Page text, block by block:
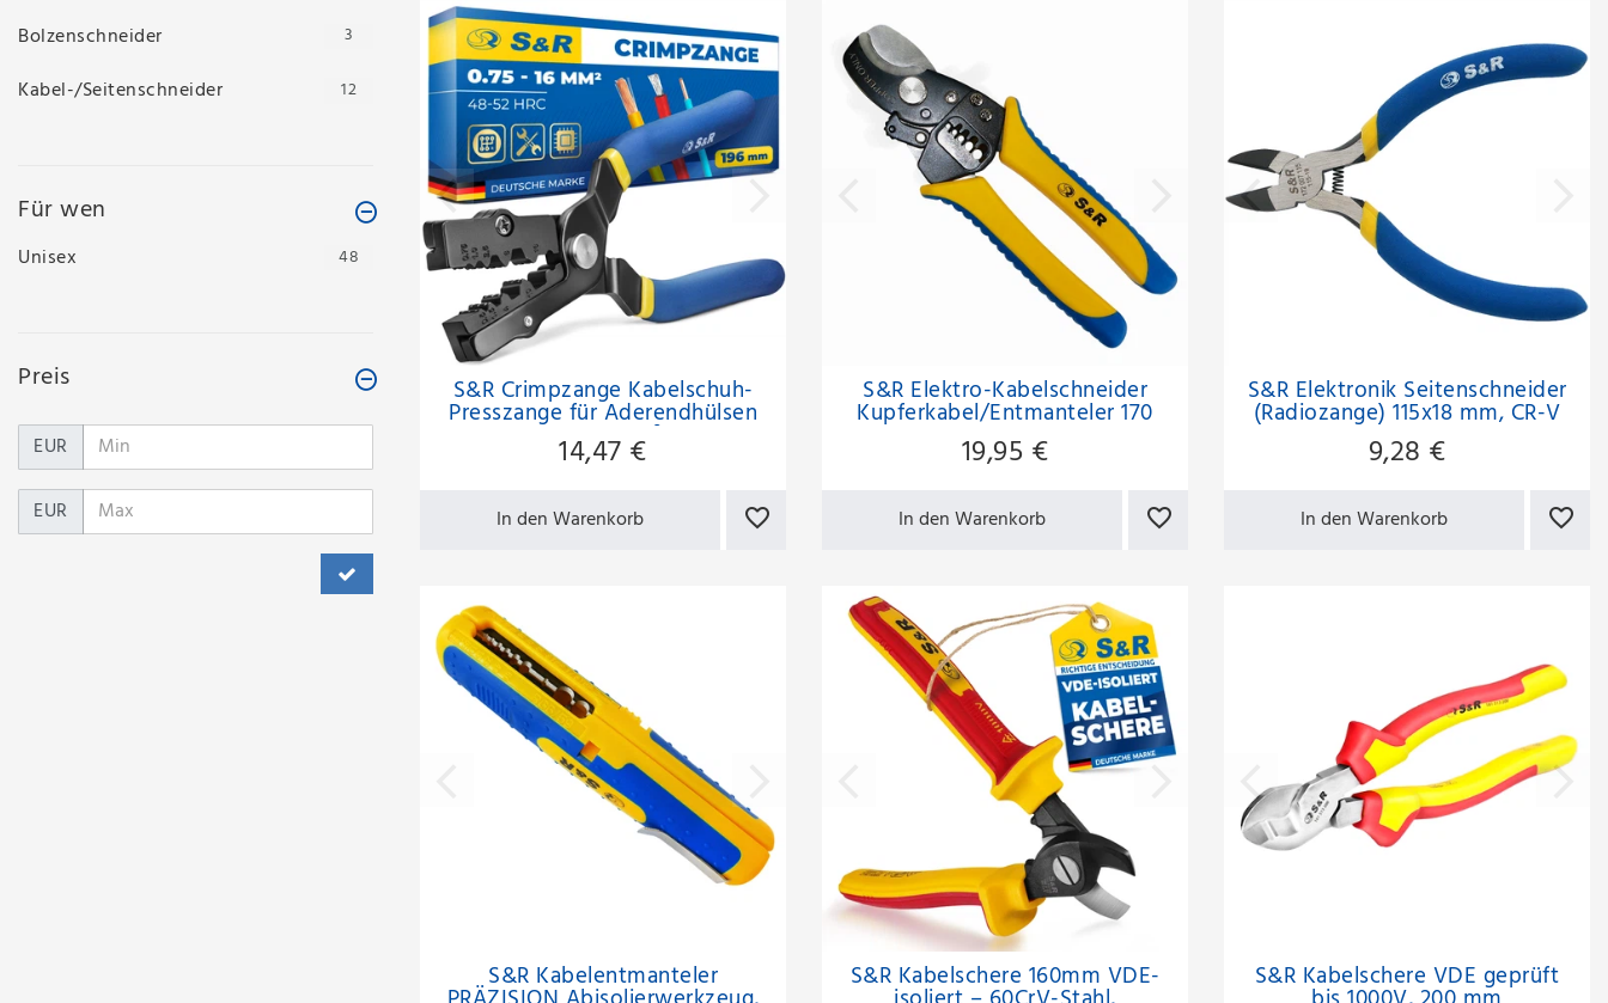
Bolzenschneider 3
Kabel-/Seitenschneider 12
Für wen
Unisex 48
Preis
EUR
EUR
S&R Crimpzange Kabelschuh-
Presszange für Aderendhülsen
0.75-16mm²
14,47 €
In den Warenkorb
S&R Elektro-Kabelschneider
Kupferkabel/Entmanteler 170
mm
19,95 €
In den Warenkorb
S&R Elektronik Seitenschneider
(Radiozange) 115x18 mm, CR-V
Stahl PVC-beschichtete Griffe
9,28 €
In den Warenkorb
S&R Kabelentmanteler S&R Kabelschere 160mm VDE- S&R Kabelschere VDE geprüft